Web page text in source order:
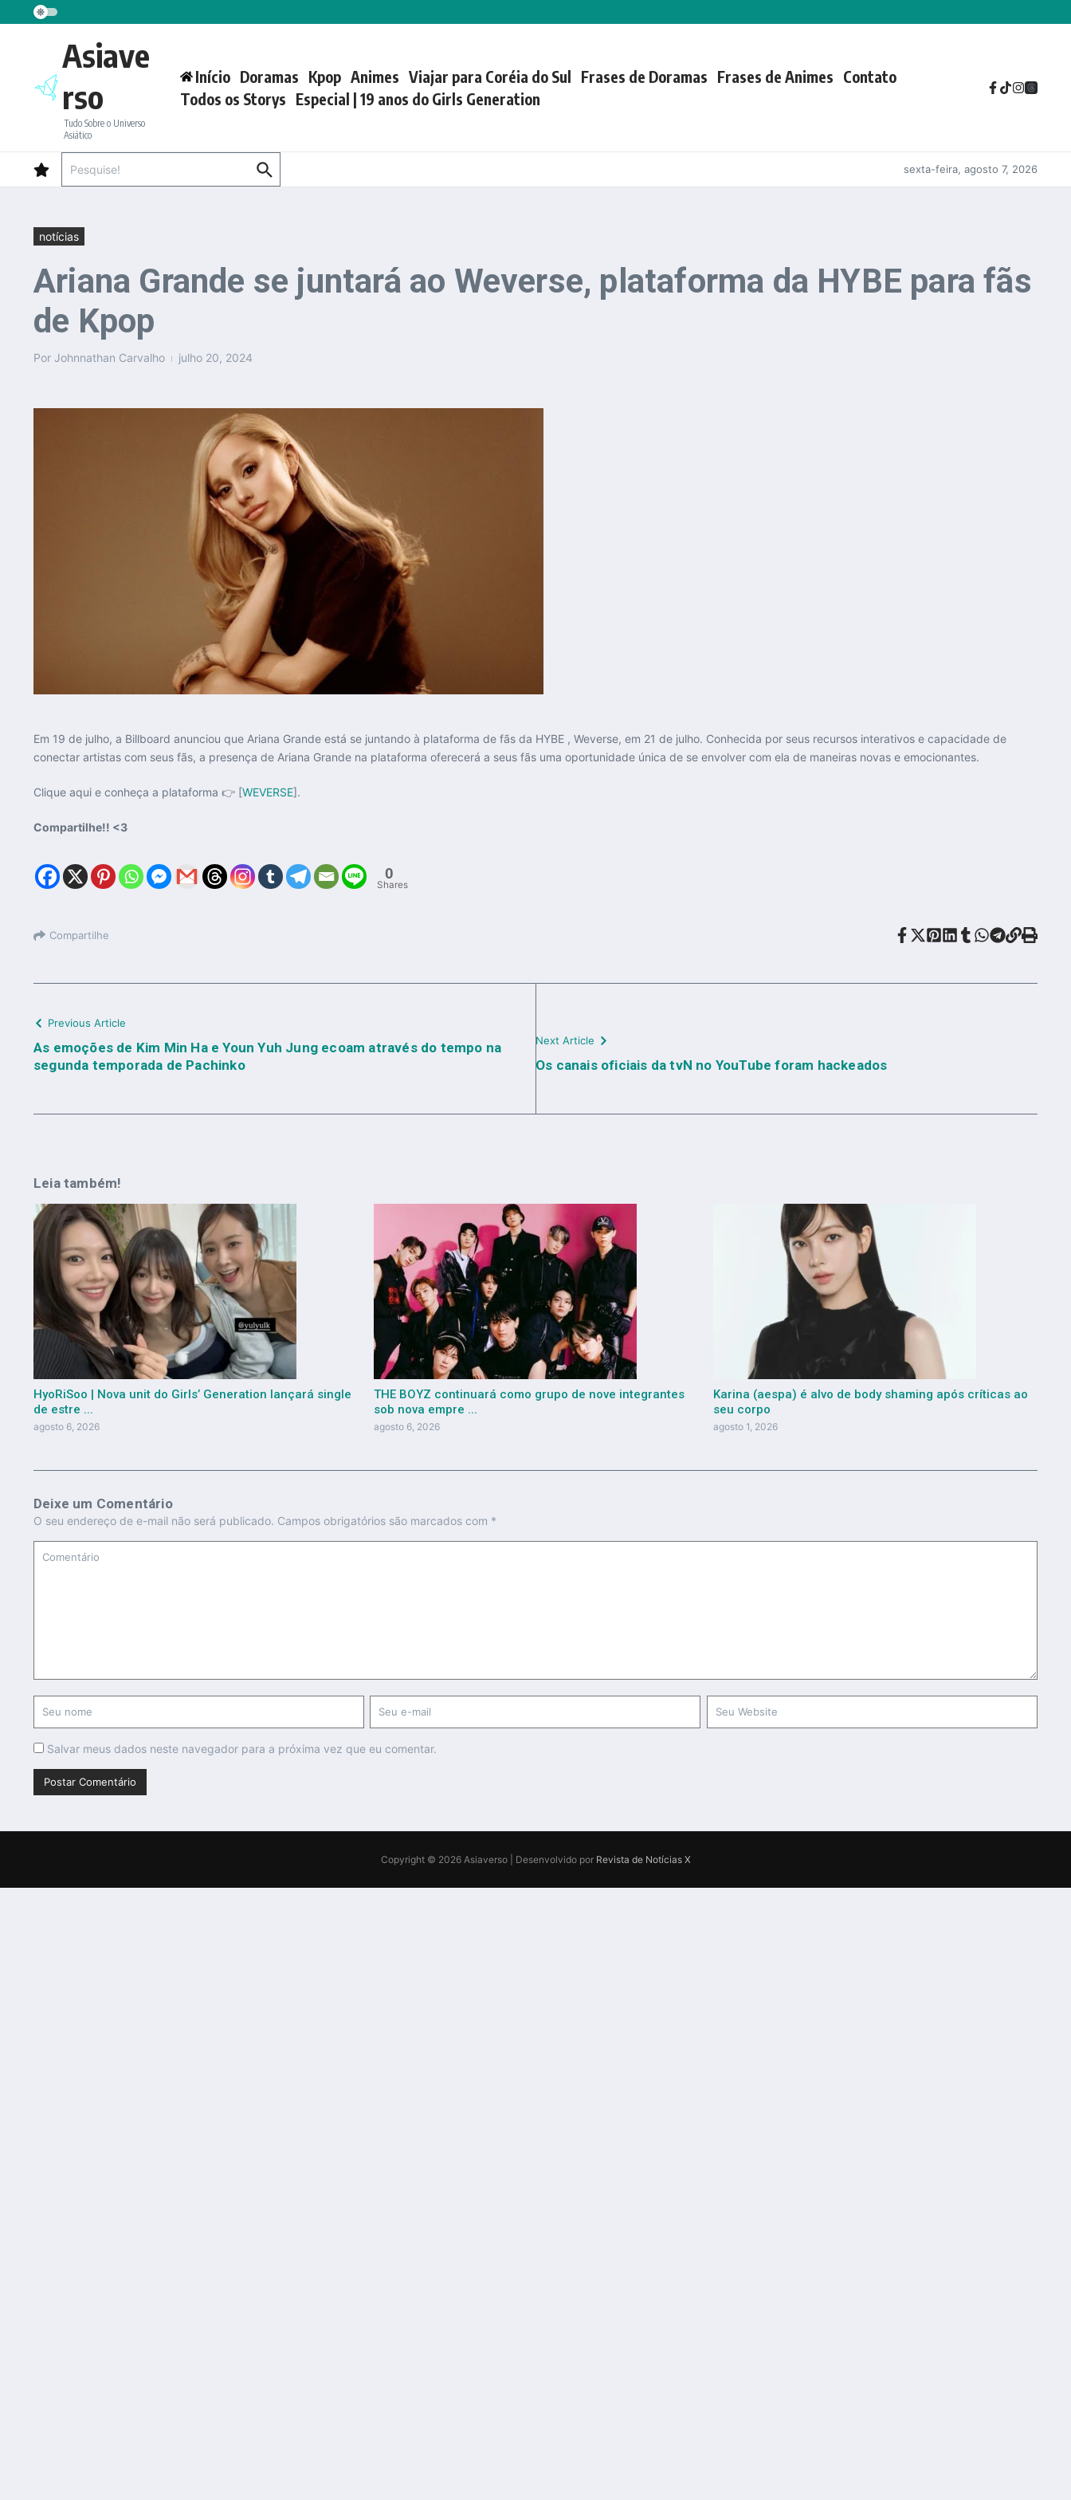
Ir para o conteúdo
Asiave
rso
Tudo Sobre o Universo
Asiático
Início Doramas Kpop Animes Viajar para Coréia do Sul Frases de Doramas Frases de Animes Contato
Todos os Storys Especial | 19 anos do Girls Generation
sexta-feira, agosto 7, 2026
notícias
Ariana Grande se juntará ao Weverse, plataforma da HYBE para fãs
de Kpop
Por Johnnathan Carvalho julho 20, 2024
Em 19 de julho, a Billboard anunciou que Ariana Grande está se juntando à plataforma de fãs da HYBE , Weverse, em 21 de julho. Conhecida por seus recursos interativos e capacidade de
conectar artistas com seus fãs, a presença de Ariana Grande na plataforma oferecerá a seus fãs uma oportunidade única de se envolver com ela de maneiras novas e emocionantes.
Clique aqui e conheça a plataforma 👉 [WEVERSE].
Compartilhe!! <3
0
Shares
Compartilhe
Previous Article
As emoções de Kim Min Ha e Youn Yuh Jung ecoam através do tempo na
segunda temporada de Pachinko
Next Article
Os canais oficiais da tvN no YouTube foram hackeados
Leia também!
HyoRiSoo | Nova unit do Girls’ Generation lançará single
de estre ...
agosto 6, 2026
THE BOYZ continuará como grupo de nove integrantes
sob nova empre ...
agosto 6, 2026
Karina (aespa) é alvo de body shaming após críticas ao
seu corpo
agosto 1, 2026
Deixe um Comentário
O seu endereço de e-mail não será publicado. Campos obrigatórios são marcados com *
Salvar meus dados neste navegador para a próxima vez que eu comentar.
Copyright © 2026 Asiaverso | Desenvolvido por Revista de Notícias X